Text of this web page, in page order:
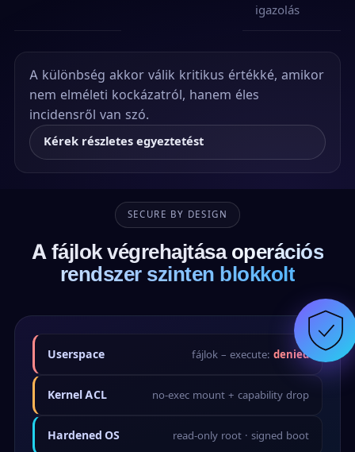
igazolás
A különbség akkor válik kritikus értékké, amikor
nem elméleti kockázatról, hanem éles
incidensről van szó.
Kérek részletes egyeztetést
SECURE BY DESIGN
A fájlok végrehajtásaoperációs
rendszer szinten blokkolt
Userspace fájlok – execute: denied
Kernel ACL no-exec mount + capability drop
Hardened OS read-only root · signed boot